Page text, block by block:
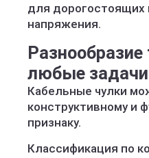
для дорогостоящих
напряжения.
Разнообразие
любые задачи
Кабельные чулки
конструктивному и
признаку.
Классификация по